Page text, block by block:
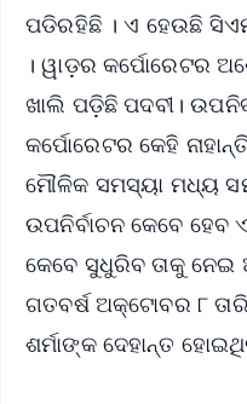
ପଡିରହିଛି । ଏ ହେଉଛି
। ୱାଡ଼ର କର୍ପୋରେଟର
ଖାଲି ପଡ଼ିଛି ପଦବୀ।
କର୍ପୋରେଟର କେହି
ମୌଳିକ ସମସ୍ୟା ମଧ୍ୟ
ଉପନିର୍ବାଚନ କେବେ ହେବ
କେବେ ସୁଧୁରିବ ତାକୁ ନେଇ
ଗତବର୍ଷ ଅକ୍ଟୋବର ୮
ଶର୍ମାଙ୍କ ଦେହାନ୍ତ